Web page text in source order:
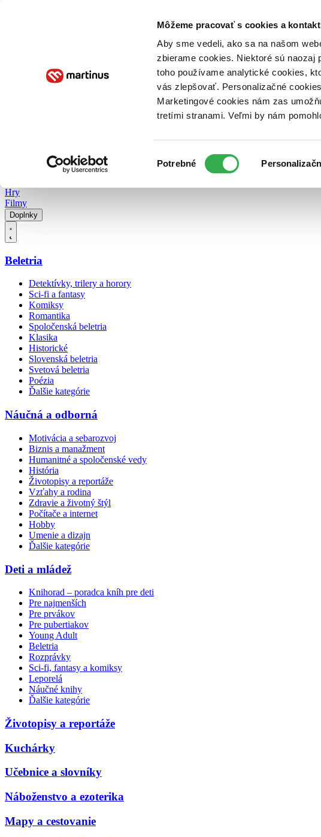
Môžeme pracovať s cookies a
Aby sme vedeli, ako sa na našom
zbierame cookies. Niektoré sú naozaj
toho používame analytické cookies,
vás zlepšovať. Personalizačné
Marketingové cookies nám zas
tretími stranami. Veľmi by nám
súhlasu
Potrebné
Poukážky Kontakt
Hry
Filmy
Doplnky
Beletria
Detektívky, trilery a horory
Sci-fi a fantasy
Komiksy
Romantika
Spoločenská beletria
Klasika
Historické
Slovenská beletria
Svetová beletria
Poézia
Ďalšie kategórie
Náučná a odborná
Motivácia a sebarozvoj
Biznis a manažment
Humanitné a spoločenské vedy
História
Životopisy a reportáže
Vzťahy a rodina
Zdravie a životný štýl
Počítače a internet
Hobby
Umenie a dizajn
Ďalšie kategórie
Deti a mládež
Knihorad – poradca kníh pre deti
Pre najmenších
Pre prvákov
Pre pubertiakov
Young Adult
Beletria
Rozprávky
Sci-fi, fantasy a komiksy
Leporelá
Náučné knihy
Ďalšie kategórie
Životopisy a reportáže
Kuchárky
Učebnice a slovníky
Náboženstvo a ezoterika
Mapy a cestovanie